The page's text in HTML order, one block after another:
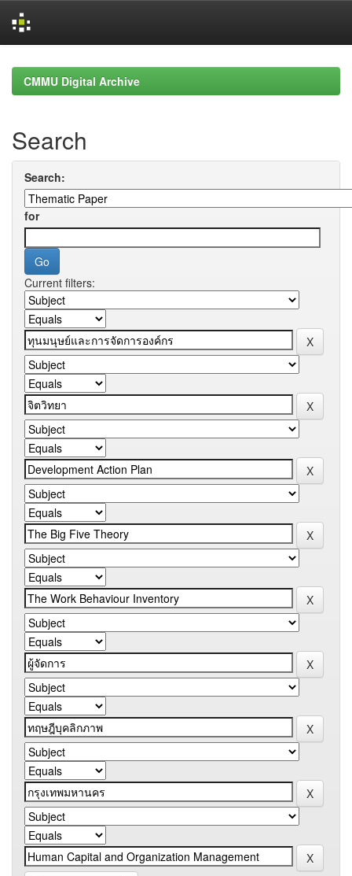
navigationCMMU Digital Archive
Search
Search:
for
Current filters: